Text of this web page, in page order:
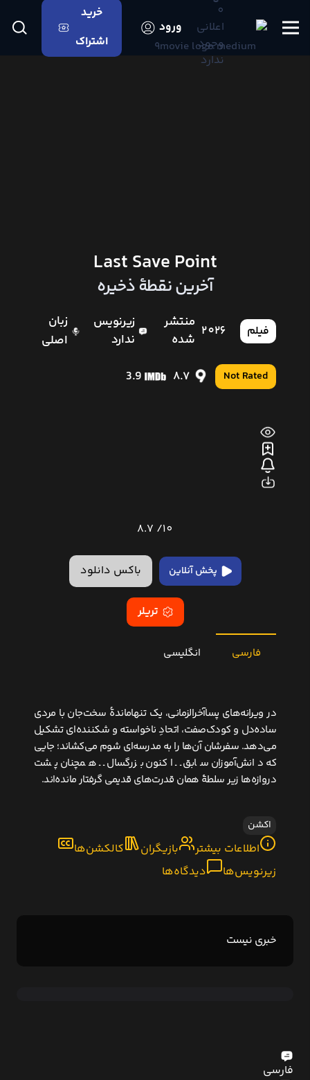
0
اعلانی
وجود
ندارد
ورود
خرید
اشتراک
Last Save Point
آخرین نقطهٔ ذخیره
فیلم 2026 منتشر
شده
زیرنویس
ندارد
زبان
اصلی
Not Rated
8.7
3.9
10/
8.7
پخش آنلاین باکس دانلود
تریلر
فارسی انگلیسی
در ویرانه‌های پساآخرالزمانی، یک تنها‌ماندهٔ سخت‌جان با مردی
ساده‌دل و کودک‌صفت، اتحادِ ناخواسته و شکننده‌ای تشکیل
می‌دهد. سفرشان آن‌ها را به مدرسه‌ای شوم می‌کشاند؛ جایی
که دانش‌آموزان سابق ــ اکنون بزرگسال ــ همچنان پشت
دروازه‌ها زیر سلطهٔ همان قدرت‌های قدیمی گرفتار مانده‌اند.
اکشن
اطلاعات بیشتر بازیگران
کالکشن‌ها
زیرنویس‌ها
دیدگاه‌ها
خبری نیست
فارسی